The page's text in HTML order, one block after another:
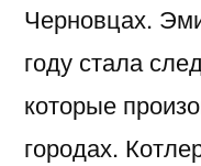
Черновцах.
году стала
которые
городах.